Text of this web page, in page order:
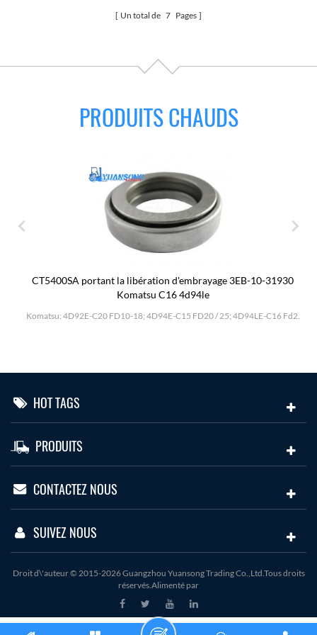
Un total de 7 Pages
PRODUITS CHAUDS
CT5400SA portant la libération d'embrayage 3EB-10-31930
Komatsu C16 4d94le
Komatsu: 4D92E-C20 FD10-18; 4D94E-C15 FD20 / 25; 4D94LE-C16 Fd2.
HOT TAGS
PRODUITS
CONTACTEZ NOUS
SUIVEZ NOUS
Droit d\'auteur © 2015-2026 Guangzhou Yuansong Trading Co.,Ltd.Tous droits
réservés.Alimenté par